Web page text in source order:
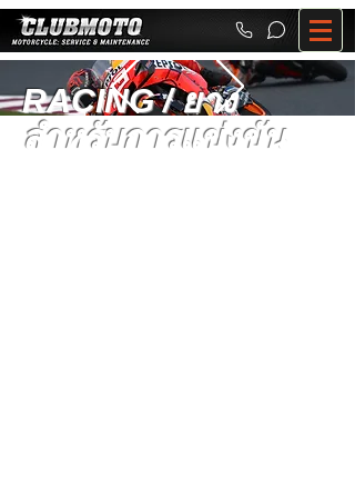
RACING / ยาง
สำหรับการแข่งขัน